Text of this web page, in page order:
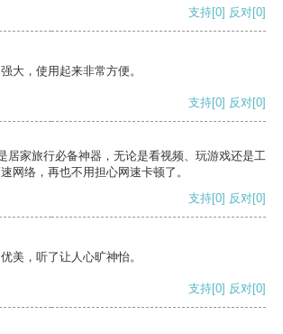
支持[0] 反对[0]
大，使用起来非常方便。
支持[0] 反对[0]
居家旅行必备神器，无论是看视频、玩游戏还是工
网络，再也不用担心网速卡顿了。
支持[0] 反对[0]
美，听了让人心旷神怡。
支持[0] 反对[0]